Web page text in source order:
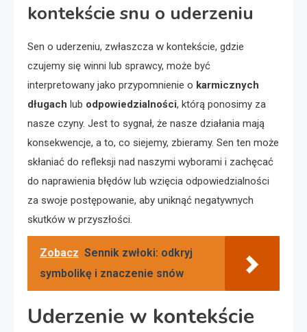
kontekście snu o uderzeniu
Sen o uderzeniu, zwłaszcza w kontekście, gdzie
czujemy się winni lub sprawcy, może być
interpretowany jako przypomnienie o karmicznych
długach lub odpowiedzialności, którą ponosimy za
nasze czyny. Jest to sygnał, że nasze działania mają
konsekwencje, a to, co siejemy, zbieramy. Sen ten może
skłaniać do refleksji nad naszymi wyborami i zachęcać
do naprawienia błędów lub wzięcia odpowiedzialności
za swoje postępowanie, aby uniknąć negatywnych
skutków w przyszłości.
Zobacz Sennik zwłoki: odkryj
symbolikę i znaczenie snów
Uderzenie w kontekście